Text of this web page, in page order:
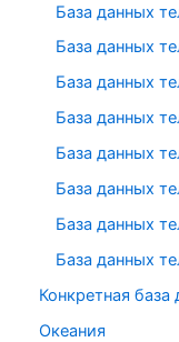
База данных
База данных
База данных
База данных
База данных
База данных
База данных
База данных
Конкретная база
Океания